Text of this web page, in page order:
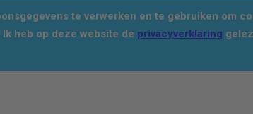
te verwerken en te gebruiken om
heb op deze website de privacyverklaring